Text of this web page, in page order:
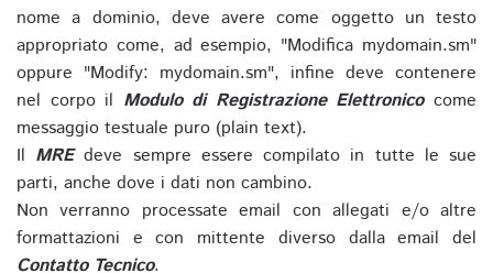
nome a dominio, deve avere come oggetto un testo
appropriato come, ad esempio, "Modifica mydomain.sm"
oppure "Modify: mydomain.sm", infine deve contenere
nel corpo il Modulo di Registrazione Elettronicocome
messaggio testuale puro (plain text).
Il MREdeve sempre essere compilato in tutte le sue
parti, anche dove i dati non cambino.
Non verranno processate email con allegati e/o altre
formattazioni e con mittente diverso dalla email del
Contatto Tecnico.